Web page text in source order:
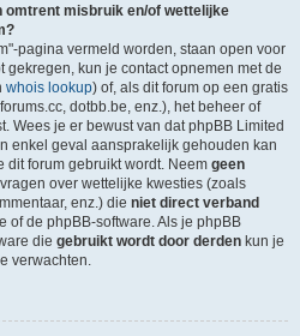
omtrent misbruik en/of wettelijke
pagina vermeld worden, staan open voor
gekregen, kun je contact opnemen met de
whois lookup) of, als dit forum op een gratis
dotbb.be, enz.), het beheer of
Wees je er bewust van dat phpBB Limited
enkel geval aansprakelijk gehouden kan
dit forum gebruikt wordt. Neem geen
over wettelijke kwesties (zoals
enz.) die niet direct verband
of de phpBB-software. Als je phpBB
die gebruikt wordt door derden kun je
verwachten.